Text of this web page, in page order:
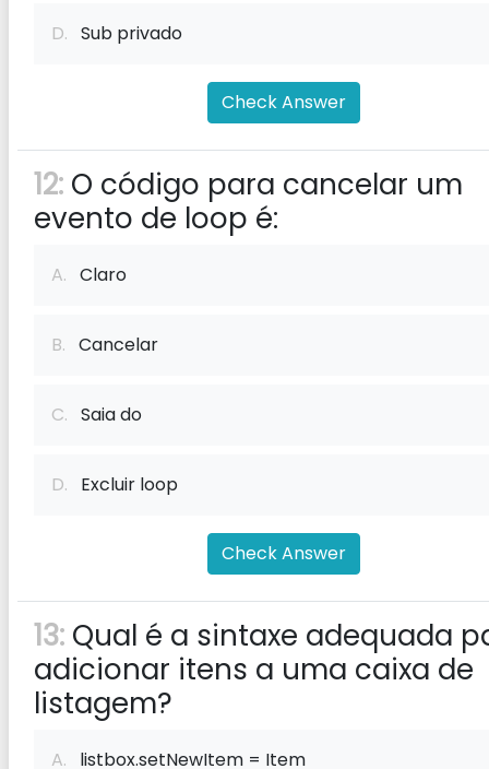
D. Sub privado
Check Answer
12: O código para cancelar um
evento de loop é:
A. Claro
B. Cancelar
C. Saia do
D. Excluir loop
Check Answer
13: Qual é a sintaxe adequada
adicionar itens a uma caixa de
listagem?
A. listbox.setNewItem = Item